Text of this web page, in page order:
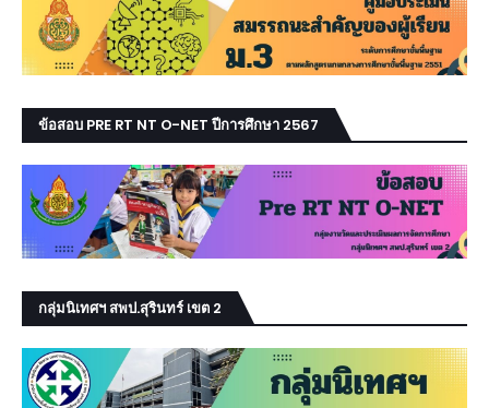
ข้อสอบ PRE RT NT O-NET ปีการศึกษา 2567
กลุ่มนิเทศฯ สพป.สุรินทร์ เขต 2